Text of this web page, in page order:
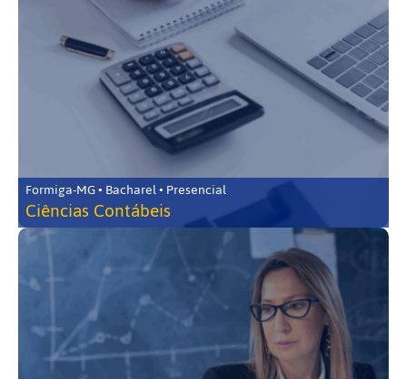
Formiga-MG • Bacharel • Presencial
Ciências Contábeis